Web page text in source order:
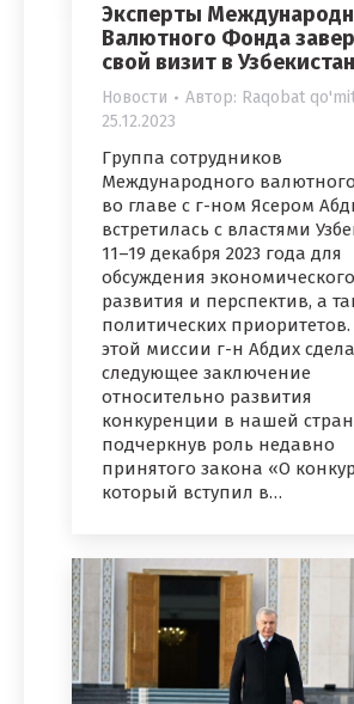
Эксперты
Валютного Фонда
свой визит в Узбекистан
Новости Автор: Raqobat
25.12.2023
Группа сотрудников
Международного
во главе с г-ном Ясером
встретилась с властями
11–19 декабря 2023 года для
обсуждения экономического
развития и перспектив, а
политических приоритетов.
этой миссии г-н Абдих
следующее заключение
относительно развития
конкуренции в нашей
подчеркнув роль недавно
принятого закона «О
который вступил в…